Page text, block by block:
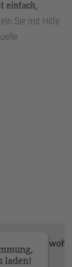
einfach,
Sie mit Hilfe
laden!